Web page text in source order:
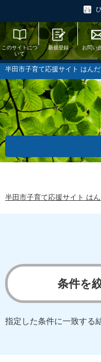
このサイトにつ
いて
新規登録 お問い
半田市子育て応援サイト はん
半田市子育て応援サイト は
条件を
指定した条件に一致する